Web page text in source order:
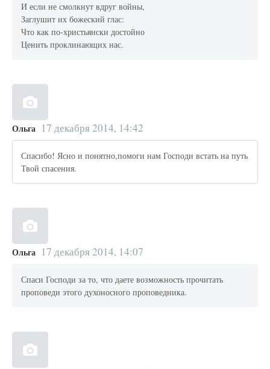
И если не смолкнут вдруг войны,
Заглушит их божеский глас:
Что как по-христьянски достойно
Ценить проклинающих нас.
Ольга 17 декабря 2014, 14:42
Спасибо! Ясно и понятно,помоги нам Господи встать на путь
Твой спасения.
Ольга 17 декабря 2014, 14:07
Спаси Господи за то, что даете возможность прочитать
проповеди этого духоносного проповедника.